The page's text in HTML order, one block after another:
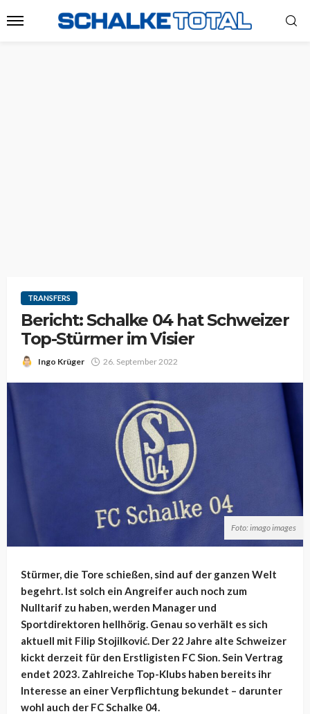
TRANSFERS
Bericht: Schalke 04 hat Schweizer
Top-Stürmer im Visier
Ingo Krüger 26. September 2022
Foto: imago images
Stürmer, die Tore schießen, sind auf der ganzen Welt
begehrt. Ist solch ein Angreifer auch noch zum
Nulltarif zu haben, werden Manager und
Sportdirektoren hellhörig. Genau so verhält es sich
aktuell mit Filip Stojilković. Der 22 Jahre alte Schweizer
kickt derzeit für den Erstligisten FC Sion. Sein Vertrag
endet 2023. Zahlreiche Top-Klubs haben bereits ihr
Interesse an einer Verpflichtung bekundet – darunter
wohl auch der FC Schalke 04.